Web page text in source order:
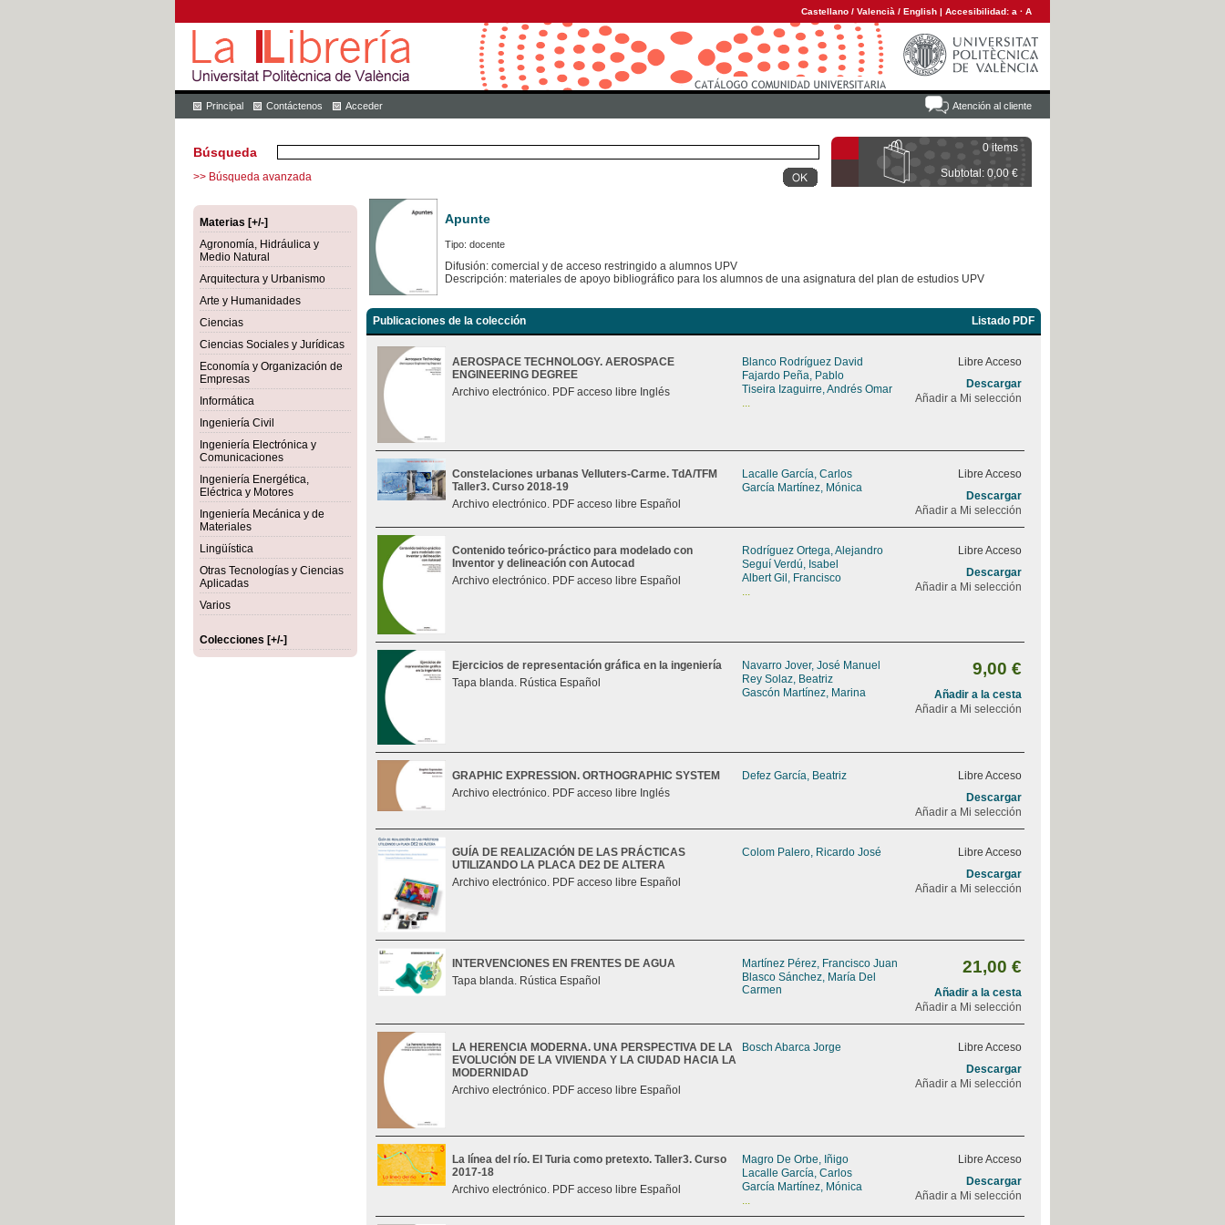
Castellano / Valencià / English | Accesibilidad: a · A
Atención al cliente
Principal Contáctenos Acceder
0 items
Subtotal: 0,00 €
Búsqueda
>> Búsqueda avanzada
Materias [+/-]
Agronomía, Hidráulica y
Medio Natural
Arquitectura y Urbanismo
Arte y Humanidades
Ciencias
Ciencias Sociales y Jurídicas
Economía y Organización de
Empresas
Informática
Ingeniería Civil
Ingeniería Electrónica y
Comunicaciones
Ingeniería Energética,
Eléctrica y Motores
Ingeniería Mecánica y de
Materiales
Lingüística
Otras Tecnologías y Ciencias
Aplicadas
Varios
Colecciones [+/-]
Apunte
Tipo: docente
Difusión: comercial y de acceso restringido a alumnos UPV
Descripción: materiales de apoyo bibliográfico para los alumnos de una asignatura del plan de estudios UPV
Publicaciones de la colección Listado PDF
AEROSPACE TECHNOLOGY. AEROSPACE
ENGINEERING DEGREE
Archivo electrónico. PDF acceso libre Inglés
Blanco Rodríguez David
Fajardo Peña, Pablo
Tiseira Izaguirre, Andrés Omar
...
Libre Acceso
Descargar
Añadir a Mi selección
Constelaciones urbanas Velluters-Carme. TdA/TFM
Taller3. Curso 2018-19
Archivo electrónico. PDF acceso libre Español
Lacalle García, Carlos
García Martínez, Mónica
Libre Acceso
Descargar
Añadir a Mi selección
Contenido teórico-práctico para modelado con
Inventor y delineación con Autocad
Archivo electrónico. PDF acceso libre Español
Rodríguez Ortega, Alejandro
Seguí Verdú, Isabel
Albert Gil, Francisco
...
Libre Acceso
Descargar
Añadir a Mi selección
Ejercicios de representación gráfica en la ingeniería
Tapa blanda. Rústica Español
Navarro Jover, José Manuel
Rey Solaz, Beatriz
Gascón Martínez, Marina
9,00 €
Añadir a la cesta
Añadir a Mi selección
GRAPHIC EXPRESSION. ORTHOGRAPHIC SYSTEM
Archivo electrónico. PDF acceso libre Inglés
Defez García, Beatriz
Libre Acceso
Descargar
Añadir a Mi selección
GUÍA DE REALIZACIÓN DE LAS PRÁCTICAS
UTILIZANDO LA PLACA DE2 DE ALTERA
Archivo electrónico. PDF acceso libre Español
Colom Palero, Ricardo José
Libre Acceso
Descargar
Añadir a Mi selección
INTERVENCIONES EN FRENTES DE AGUA
Tapa blanda. Rústica Español
Martínez Pérez, Francisco Juan
Blasco Sánchez, María Del
Carmen
21,00 €
Añadir a la cesta
Añadir a Mi selección
LA HERENCIA MODERNA. UNA PERSPECTIVA DE LA
EVOLUCIÓN DE LA VIVIENDA Y LA CIUDAD HACIA LA
MODERNIDAD
Archivo electrónico. PDF acceso libre Español
Bosch Abarca Jorge
Libre Acceso
Descargar
Añadir a Mi selección
La línea del río. El Turia como pretexto. Taller3. Curso
2017-18
Archivo electrónico. PDF acceso libre Español
Magro De Orbe, Iñigo
Lacalle García, Carlos
García Martínez, Mónica
...
Libre Acceso
Descargar
Añadir a Mi selección